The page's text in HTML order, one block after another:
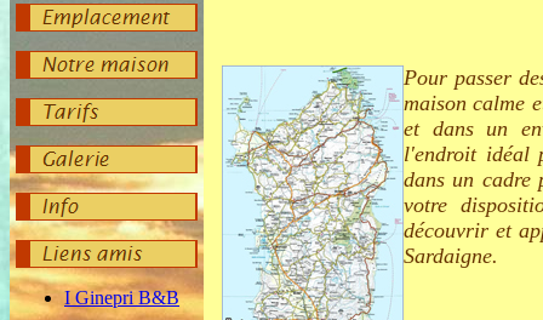
Pour passer
maison calme
et dans un
l'endroit idéal
dans un cadre
votre
découvrir et
Sardaigne.